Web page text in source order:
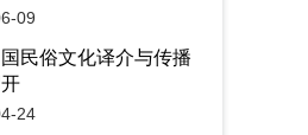
在四川外国语大学举
09
民俗文化译介与传播
24